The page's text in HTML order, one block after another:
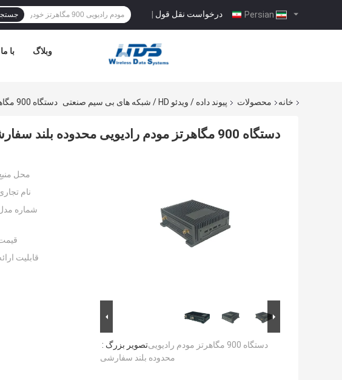
درخواست نقل قول |
با وبلاگ
خانه محصولات پیوند داده / ویدئو HD / شبکه های بی سیم صنعتی دستگاه 900 مگاهرتز مودم رادیویی محدوده بلند سفارشی
دستگاه 900 مگاهرتز مودم رادیویی محدوده بلند سفارشی
تصویر بزرگ :دستگاه 900 مگاهرتز مودم رادیویی
محدوده بلند سفارشی
محل
نام
شماره
قابلیت